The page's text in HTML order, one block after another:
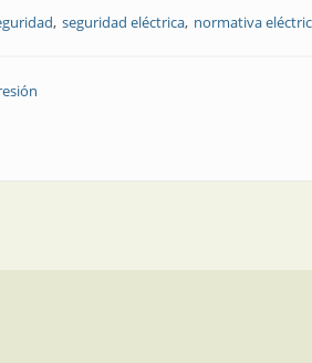
seguridad eléctrica normativa